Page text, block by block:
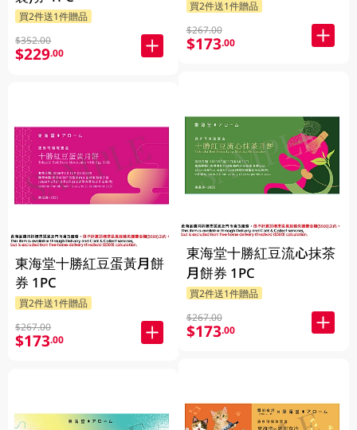
買2件送1件贈品
$352.00
$229.00
東海堂十勝紅豆蛋黃月餅
券 1PC
買2件送1件贈品
$267.00
$173.00
買2件送1件贈品
$267.00
$173.00
東海堂十勝紅豆流心抹茶
月餅券 1PC
買2件送1件贈品
$267.00
$173.00